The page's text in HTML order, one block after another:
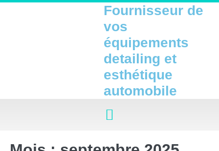
Fournisseur de
vos
équipements
detailing et
esthétique
automobile